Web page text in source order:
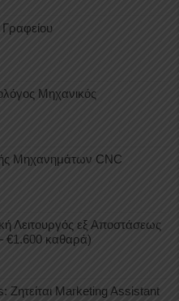
Γραφείου
Μηχανικός
Μηχανημάτων CNC
Λειτουργός εξ Αποστάσεως
€1.600 καθαρά)
Ζητείται Marketing Assistant